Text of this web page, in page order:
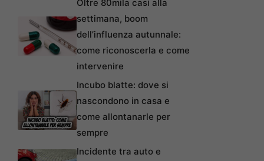
Oltre 80mila casi alla
settimana, boom
dell’influenza autunnale:
come riconoscerla e come
intervenire
Incubo blatte: dove si
nascondono in casa e
come allontanarle per
sempre
Incidente tra auto e